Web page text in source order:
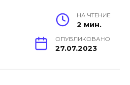
НА ЧТЕНИЕ
2 мин.
ОПУБЛИКОВАНО
27.07.2023